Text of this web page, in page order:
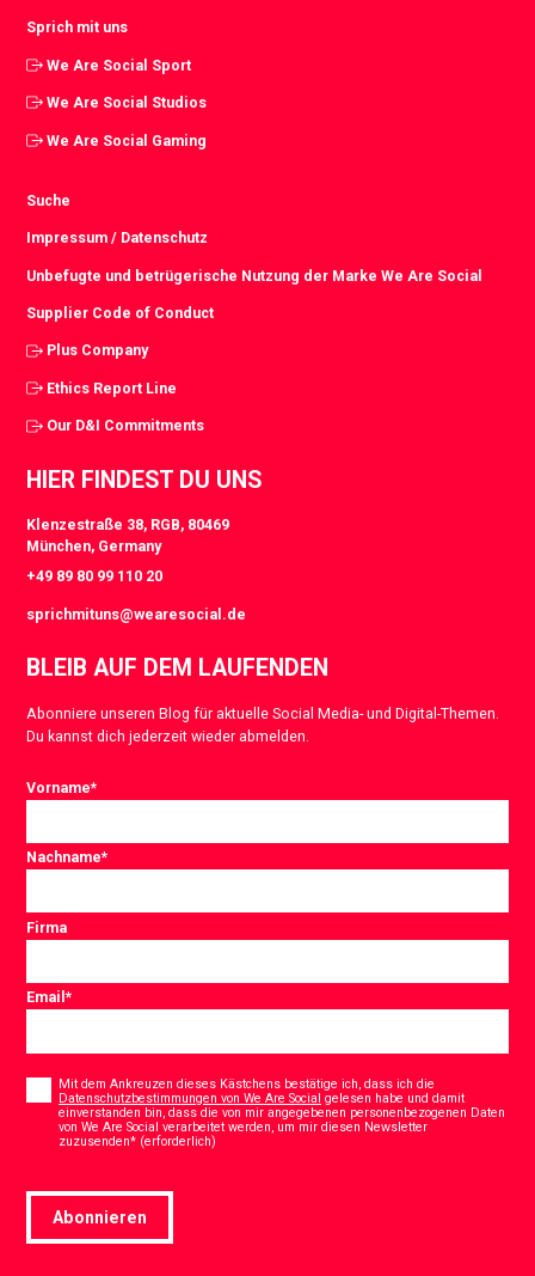
Sprich mit uns
We Are Social Sport
We Are Social Studios
We Are Social Gaming
Suche
Impressum / Datenschutz
Unbefugte und betrügerische Nutzung der Marke We Are Social
Supplier Code of Conduct
Plus Company
Ethics Report Line
Our D&I Commitments
HIER FINDEST DU UNS
Klenzestraße 38, RGB, 80469
München, Germany
+49 89 80 99 110 20
sprichmituns@wearesocial.de
BLEIB AUF DEM LAUFENDEN
Abonniere unseren Blog für aktuelle Social Media- und Digital-Themen.
Du kannst dich jederzeit wieder abmelden.
Vorname*
Nachname*
Firma
Email*
Consent
Mit dem Ankreuzen dieses Kästchens bestätige ich, dass ich die
Datenschutzbestimmungen von We Are Social gelesen habe und damit
einverstanden bin, dass die von mir angegebenen personenbezogenen Daten
von We Are Social verarbeitet werden, um mir diesen Newsletter
zuzusenden* (erforderlich)
Abonnieren